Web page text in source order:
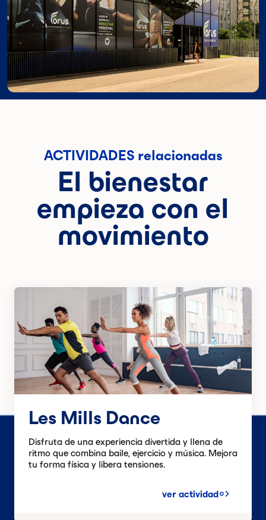
ACTIVIDADES relacionadas
El bienestar
empieza con el
movimiento
Les Mills Dance
Disfruta de una experiencia divertida y llena de
ritmo que combina baile, ejercicio y música. Mejora
tu forma física y libera tensiones.
ver actividad